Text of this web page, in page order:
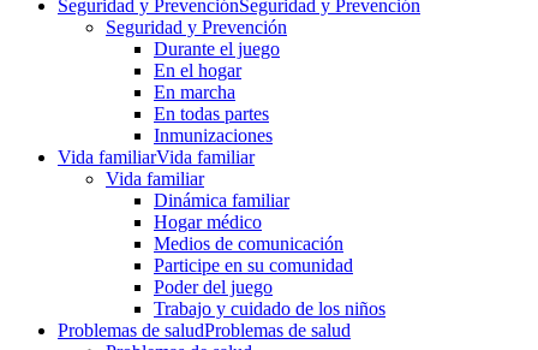
Seguridad y PrevenciónSeguridad y Prevención
Seguridad y Prevención
Durante el juego
En el hogar
En marcha
En todas partes
Inmunizaciones
Vida familiarVida familiar
Vida familiar
Dinámica familiar
Hogar médico
Medios de comunicación
Participe en su comunidad
Poder del juego
Trabajo y cuidado de los niños
Problemas de saludProblemas de salud